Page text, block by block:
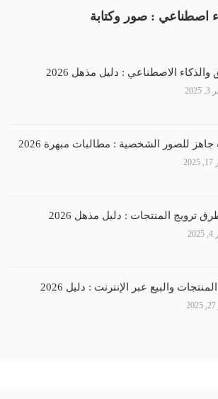
اصطناعي : صور وكتابة
والذكاء الاصطناعي : دليل مذهل 2026
للصور الشخصية : مطالبات مبهرة 2026
ترويج المنتجات : دليل مذهل 2026
والبيع عبر الإنترنت : دليل 2026